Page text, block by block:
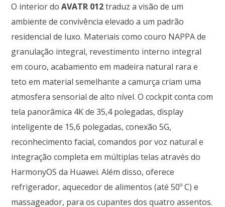
O interior doAVATR 012traduz a visão de um
ambiente de convivência elevado a um padrão
residencial de luxo. Materiais como couro NAPPA de
granulação integral, revestimento interno integral
em couro, acabamento em madeira natural rara e
teto em material semelhante a camurça criam uma
atmosfera sensorial de alto nível. O cockpit conta com
tela panorâmica 4K de 35,4 polegadas, display
inteligente de 15,6 polegadas, conexão 5G,
reconhecimento facial, comandos por voz natural e
integração completa em múltiplas telas através do
HarmonyOS da Huawei. Além disso, oferece
refrigerador, aquecedor de alimentos (até 50º C) e
massageador, para os cupantes dos quatro assentos.